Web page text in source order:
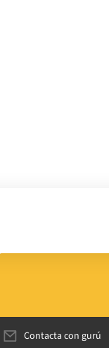
Contacta con gurú